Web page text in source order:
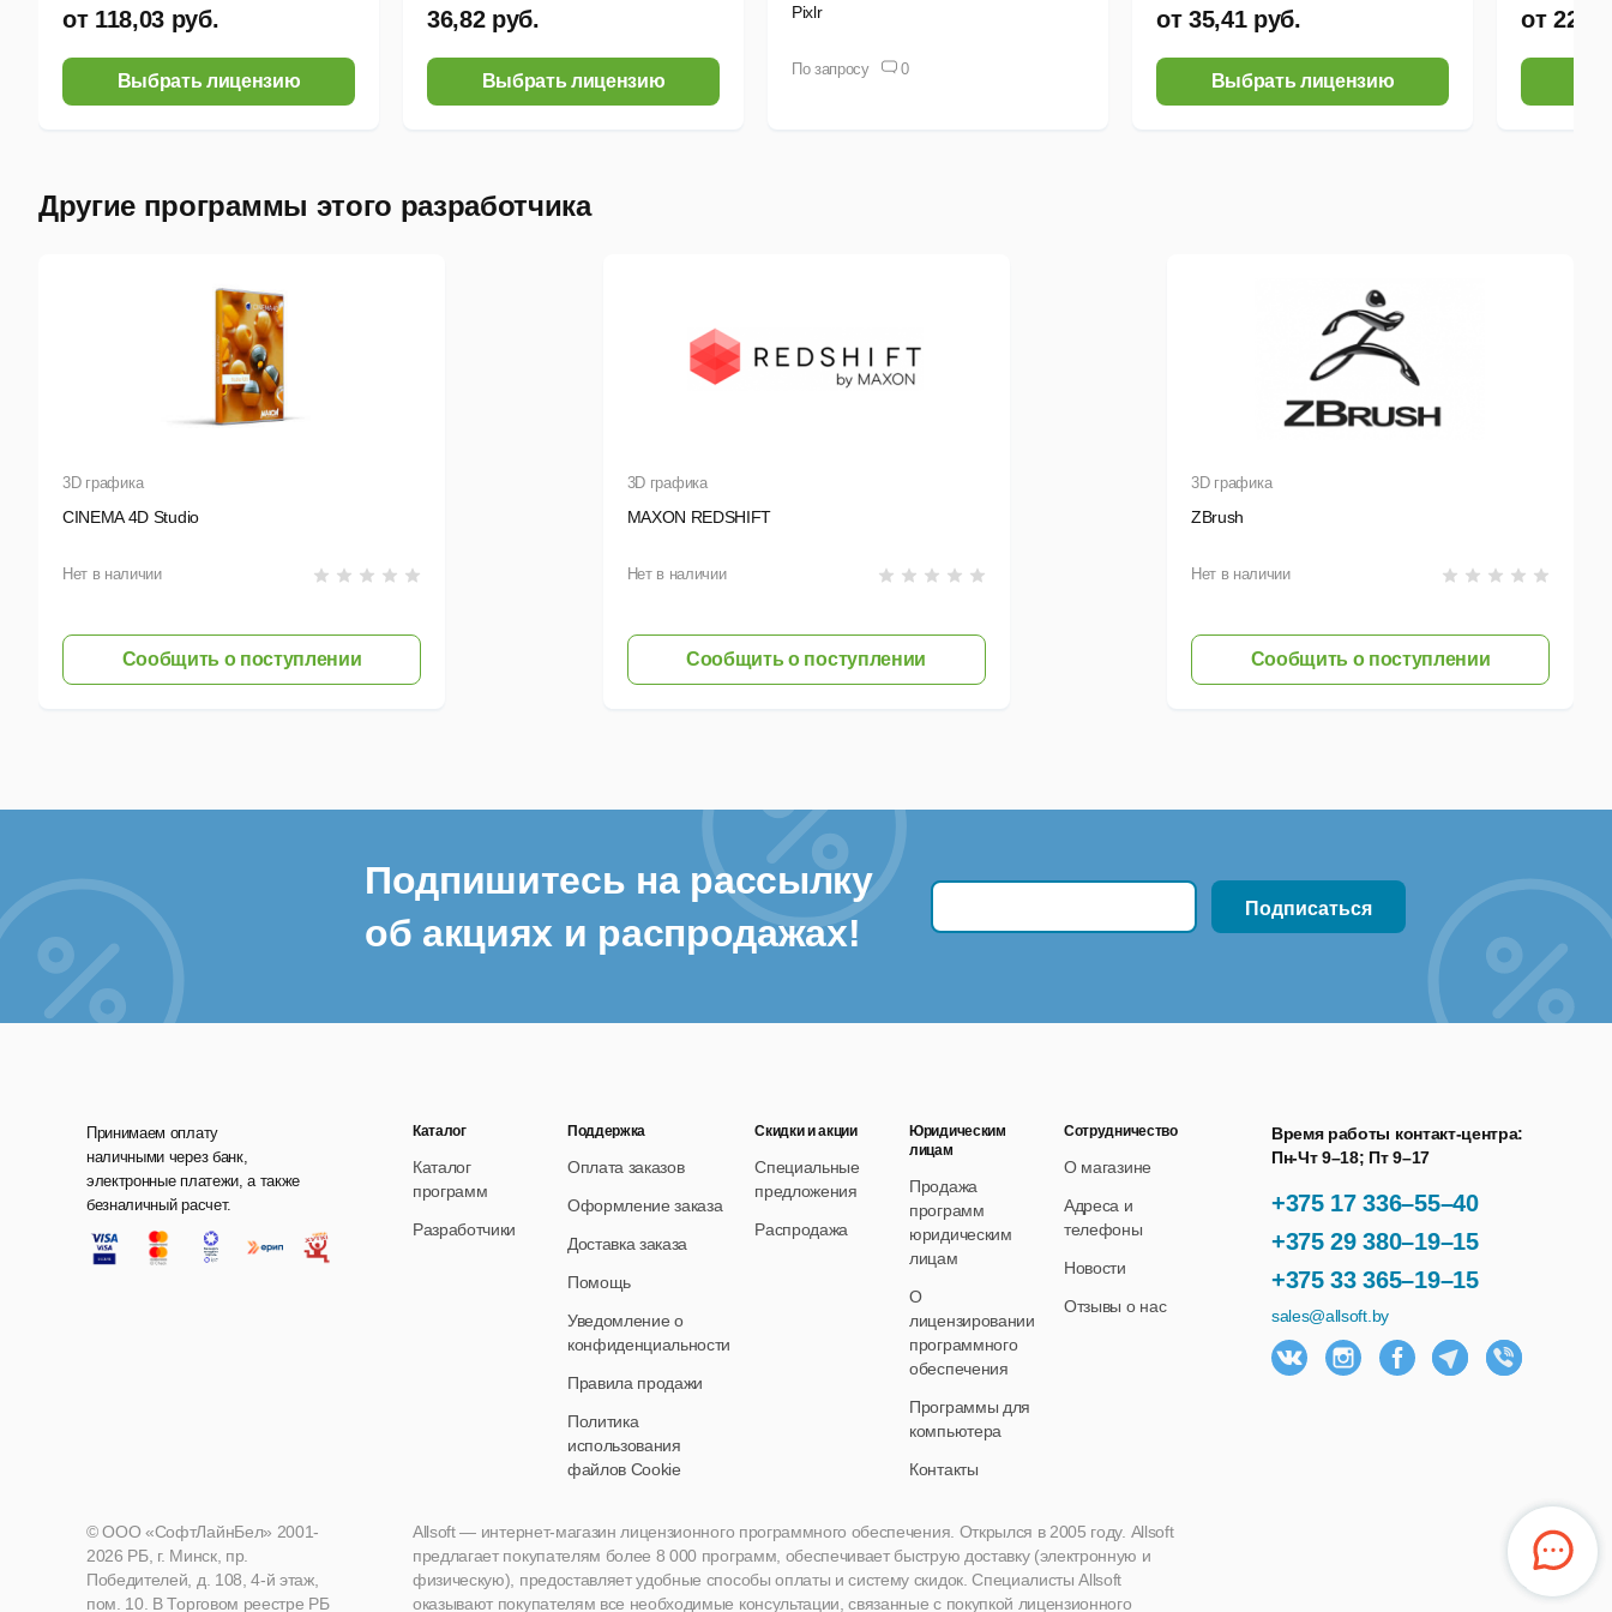
от 118,03 руб.
Выбрать лицензию
36,82 руб.
Выбрать лицензию
Pixlr
По запросу 0
от 35,41 руб.
Выбрать лицензию
от
Другие программы этого разработчика
3D графика
CINEMA 4D Studio
Нет в наличии
Сообщить о поступлении
3D графика
MAXON REDSHIFT
Нет в наличии
Сообщить о поступлении
3D графика
ZBrush
Нет в наличии
Сообщить о поступлении
Подпишитесь на рассылку
об акциях и распродажах!
Принимаем оплату
наличными через банк,
электронные платежи, а также
безналичный расчет.
+375 17 336–55–40
+375 29 380–19–15
+375 33 365–19–15
Время работы контакт-центра:
Пн-Чт 9–18; Пт 9–17
sales@allsoft.by
Каталог
Каталог
программ
Разработчики
Поддержка
Оплата заказов
Оформление заказа
Доставка заказа
Помощь
Уведомление о
конфиденциальности
Правила продажи
Политика
использования
файлов Cookie
Скидки и акции
Специальные
предложения
Распродажа
Юридическим
лицам
Продажа
программ
юридическим
лицам
О
лицензировании
программного
обеспечения
Программы для
компьютера
Контакты
Сотрудничество
О магазине
Адреса и
телефоны
Новости
Отзывы о нас
Allsoft — интернет-магазин лицензионного программного обеспечения. Открылся в 2005 году. Allsoft
предлагает покупателям более 8 000 программ, обеспечивает быструю доставку (электронную и
физическую), предоставляет удобные способы оплаты и систему скидок. Специалисты Allsoft
оказывают покупателям все необходимые консультации, связанные с покупкой лицензионного
© ООО «СофтЛайнБел» 2001-
2026 РБ, г. Минск, пр.
Победителей, д. 108, 4-й этаж,
пом. 10. В Торговом реестре РБ